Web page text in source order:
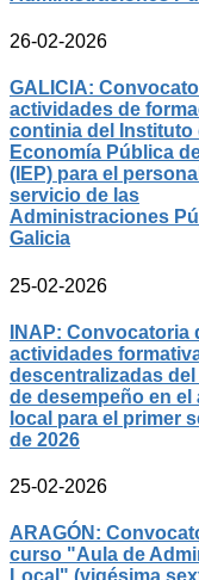
26-02-2026
GALICIA:
actividades de
continia del Instituto
Economía Pública
(IEP) para el
servicio de las
Administraciones
Galicia
25-02-2026
INAP: Convocatoria
actividades
descentralizadas
de desempeño en el
local para el primer
de 2026
25-02-2026
ARAGÓN:
curso "Aula de